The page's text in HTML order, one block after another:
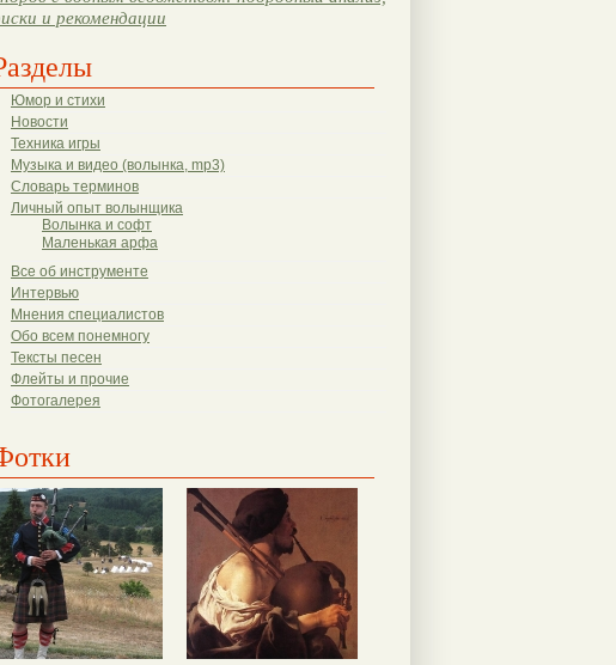
и рекомендации
Юмор и стихи
Новости
Техника игры
Музыка и видео (волынка, mp3)
Словарь терминов
Личный опыт волынщика
Волынка и софт
Маленькая арфа
Все об инструменте
Интервью
Мнения специалистов
Обо всем понемногу
Тексты песен
Флейты и прочие
Фотогалерея